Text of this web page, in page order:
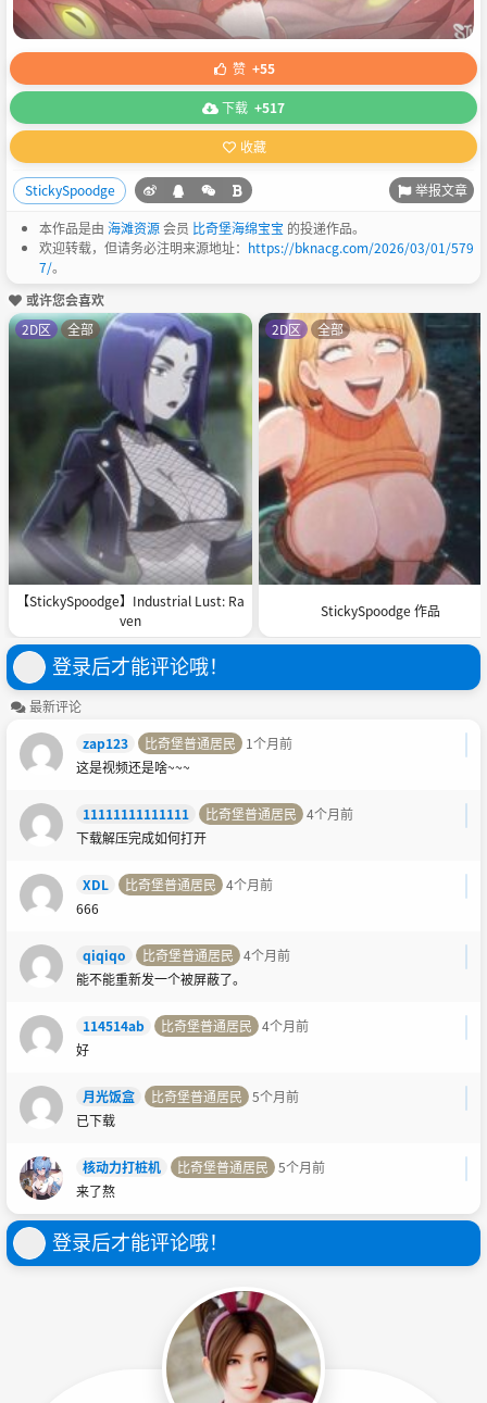
赞 +55
下载 +517
收藏
StickySpoodge 举报文章
本作品是由 海滩资源会员 比奇堡海绵宝宝 的投递作品。
欢迎转载，但请务必注明来源地址： https://bknacg.com/2026/03/01/579
7/。
或许您会喜欢
【StickySpoodge】Industrial Lust: Ra
ven
2D区 全部
StickySpoodge 作品
2D区 全部
登录后才能评论哦！
最新评论
zap123
比奇堡普通居民
1个月前
这是视频还是啥~~~
11111111111111 比奇堡普通居民 4个月前
下载解压完成如何打开
XDL 比奇堡普通居民 4个月前
666
qiqiqo 比奇堡普通居民 4个月前
能不能重新发一个被屏蔽了。
114514ab 比奇堡普通居民 4个月前
好
月光饭盒 比奇堡普通居民 5个月前
已下载
核动力打桩机 比奇堡普通居民 5个月前
来了熬
登录后才能评论哦！